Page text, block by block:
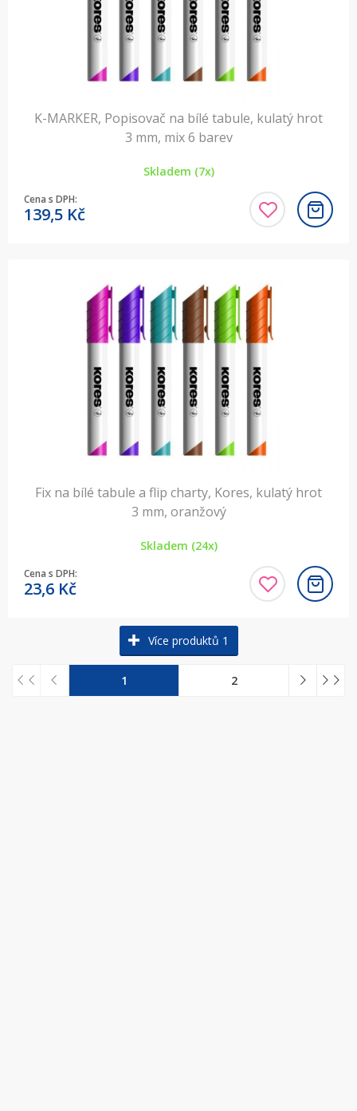
K-MARKER, Popisovač na bílé tabule, kulatý hrot
3 mm, mix 6 barev
Skladem (7x)
Cena s DPH:
139,5 Kč
Fix na bílé tabule a flip charty, Kores, kulatý hrot
3 mm, oranžový
Skladem (24x)
Cena s DPH:
23,6 Kč
Více produktů 1
1 2